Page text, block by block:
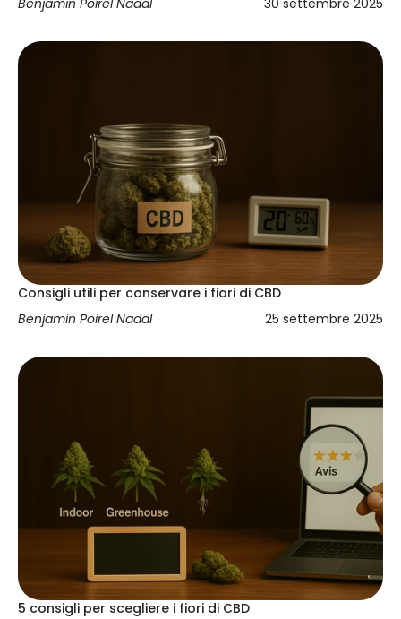
Benjamin Poirel Nadal 30 settembre 2025
Consigli utili per conservare i fiori di CBD
Benjamin Poirel Nadal
25 settembre 2025
5 consigli per scegliere i fiori di CBD